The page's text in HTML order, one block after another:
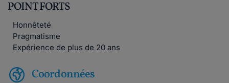
POINT FORTS
Honnêteté
Pragmatisme
Expérience de plus de 20 ans
Coordonnées